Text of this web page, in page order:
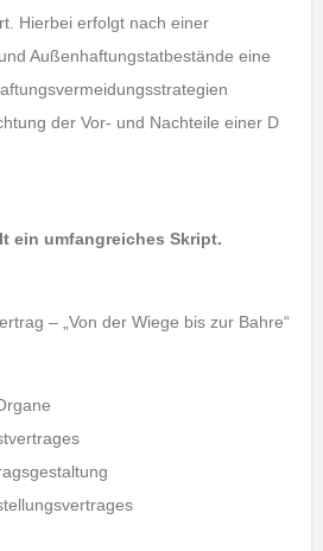
Hierbei erfolgt nach einer
Außenhaftungstatbestände eine
der Vor- und Nachteile einer D
ein umfangreiches Skript.
– „Von der Wiege bis zur Bahre“